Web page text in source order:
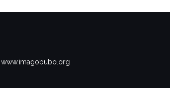
www.imagobubo.org